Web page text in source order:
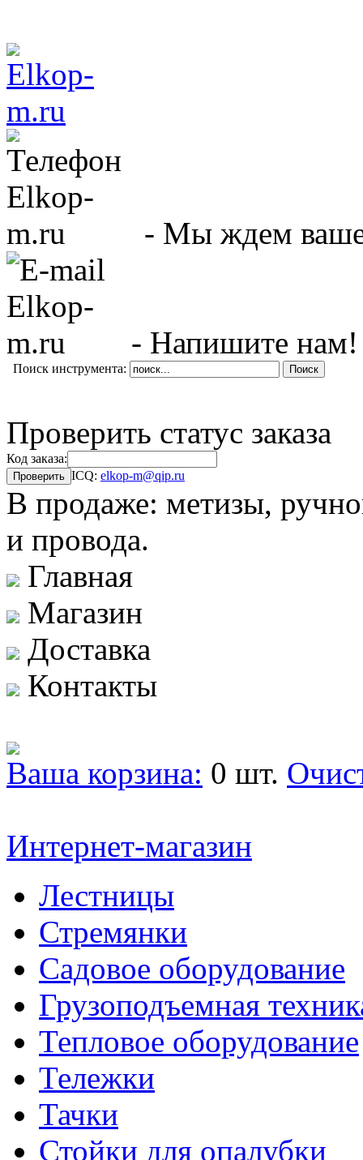
- Мы ждем
- Напишите нам!
Поиск инструмента:
Проверить статус заказа
Код заказа:
ICQ: elkop-m@qip.ru
В продаже: метизы,
и провода.
Главная
Магазин
Доставка
Контакты
Ваша корзина: 0 шт.
Интернет-магазин
Лестницы
Стремянки
Садовое оборудование
Грузоподъемная
Тепловое оборудование
Тележки
Тачки
Стойки для опалубки